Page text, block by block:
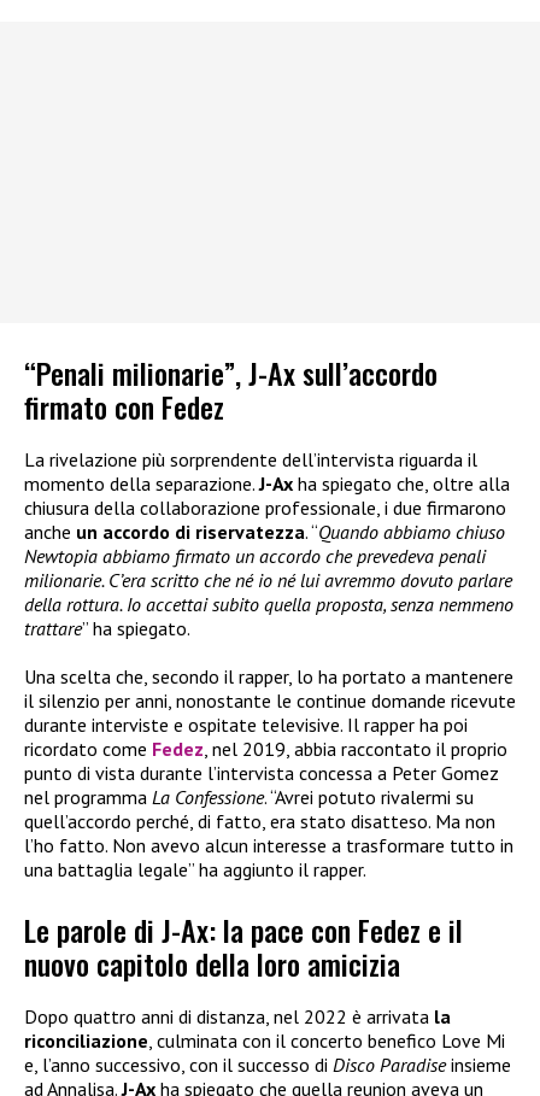
“Penali milionarie”, J-Ax sull’accordo
firmato con Fedez
La rivelazione più sorprendente dell’intervista riguarda il
momento della separazione.J-Ax ha spiegato che, oltre alla
chiusura della collaborazione professionale, i due firmarono
anche un accordo di riservatezza. “Quando abbiamo chiuso
Newtopia abbiamo firmato un accordo che prevedeva penali
milionarie. C’era scritto che né io né lui avremmo dovuto parlare
della rottura. Io accettai subito quella proposta, senza nemmeno
trattare” ha spiegato.
Una scelta che, secondo il rapper, lo ha portato a mantenere
il silenzio per anni, nonostante le continue domande ricevute
durante interviste e ospitate televisive. Il rapper ha poi
ricordato come Fedez , nel 2019, abbia raccontato il proprio
punto di vista durante l’intervista concessa a Peter Gomez
nel programma La Confessione. “Avrei potuto rivalermi su
quell’accordo perché, di fatto, era stato disatteso. Ma non
l’ho fatto. Non avevo alcun interesse a trasformare tutto in
una battaglia legale” ha aggiunto il rapper.
Le parole di J-Ax: la pace con Fedez e il
nuovo capitolo della loro amicizia
Dopo quattro anni di distanza, nel 2022 è arrivata la
riconciliazione, culminata con il concerto benefico Love Mi
e, l’anno successivo, con il successo di Disco Paradiseinsieme
ad Annalisa.J-Ax ha spiegato che quella reunion aveva un